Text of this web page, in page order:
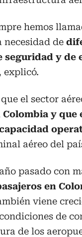
hemos
necesidad de
seguridad y de
explicó.
el sector
y que
aéreo del
pasado con
en
viene
de
de los